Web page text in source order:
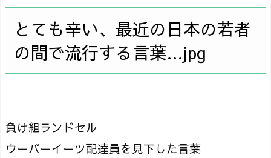
とても辛い、最近の日本の若者
の間で流行する言葉…jpg
負け組ランドセル
ウーバーイーツ配達員を見下した言葉